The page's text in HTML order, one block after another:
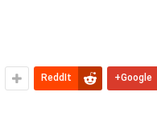
Google+
ReddIt